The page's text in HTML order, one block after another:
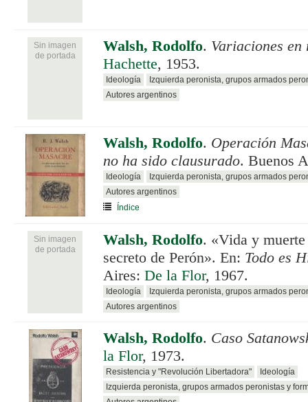
Sin imagen
de portada
Walsh, Rodolfo. Variaciones en
Hachette, 1953.
Ideología
Izquierda peronista, grupos armados
Autores argentinos
Walsh, Rodolfo. Operación
no ha sido clausurado. Buenos
Ideología
Izquierda peronista, grupos armados
Autores argentinos
Índice
Sin imagen
de portada
Walsh, Rodolfo. «Vida y
secreto de Perón». En: Todo es
Aires: De la Flor, 1967.
Ideología
Izquierda peronista, grupos armados
Autores argentinos
Walsh, Rodolfo. Caso
la Flor, 1973.
Resistencia y "Revolución Libertadora"
Ideología
Izquierda peronista, grupos armados peronistas y